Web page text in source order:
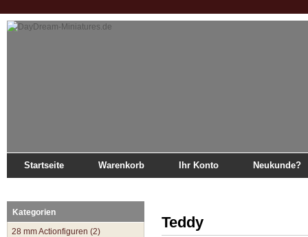
Startseite Warenkorb Ihr Konto Neukunde?
Kategorien
28 mm Actionfiguren (2)
Teddy